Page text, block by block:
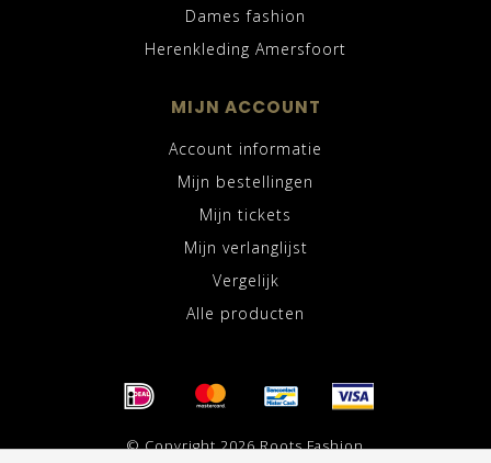
Dames fashion
Herenkleding Amersfoort
MIJN ACCOUNT
Account informatie
Mijn bestellingen
Mijn tickets
Mijn verlanglijst
Vergelijk
Alle producten
© Copyright 2026 Roots Fashion